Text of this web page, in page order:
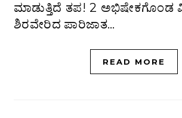
ಮಾಡುತ್ತಿದೆ ತಪ! 2 ಅಭಿಷೇಕಗೊಂಡ
ಶಿರವೇರಿದ ಪಾರಿಜಾತ…
READ MORE